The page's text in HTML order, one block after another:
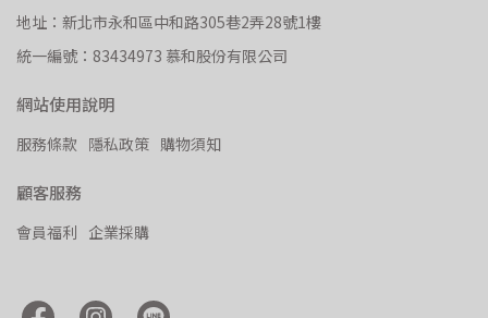
地址：新北市永和區中和路305巷2弄28號1樓
統一編號：83434973 慕和股份有限公司
網站使用說明
服務條款 隱私政策 購物須知
顧客服務
會員福利 企業採購